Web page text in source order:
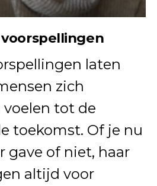
laten
zich
tot de
toekomst. Of je nu
gave of niet, haar
altijd voor